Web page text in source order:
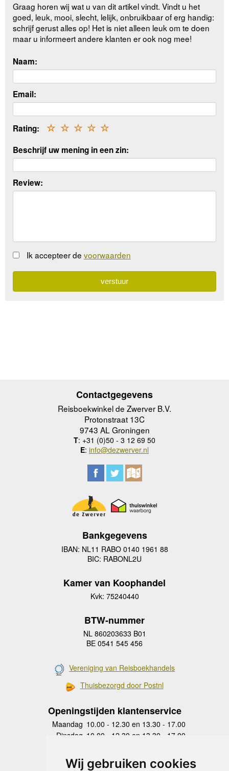
Wij gebruiken cookies
Graag horen wij wat u van dit artikel vindt. Vindt u het
goed, leuk, mooi, slecht, lelijk, onbruikbaar of erg handig:
schrijf gerust alles op! Het is niet alleen leuk om te doen
maar u informeert andere klanten er ook nog mee!
Naam:
Email:
Rating: ☆
☆
☆
☆
☆
Beschrijf uw mening in een zin:
Review:
Ik accepteer de voorwaarden
Contactgegevens
Reisboekwinkel de Zwerver B.V.
Protonstraat 13C
9743 AL Groningen
T: +31 (0)50 - 3 12 69 50
E: info@dezwerver.nl
Bankgegevens
IBAN: NL11 RABO 0140 1961 88
BIC: RABONL2U
Kamer van Koophandel
Kvk: 75240440
BTW-nummer
NL 860203633 B01
BE 0541 545 456
Vereniging van Reisboekhandels
Thuisbezorgd door Postnl
Openingstijden klantenservice
Maandag 10.00 - 12.30 en 13.30 - 17.00
Dinsdag 10.00 - 12.30 en 13.30 - 17.00
Donderdag
10.00 - 12.30 en 13.30 - 17.00